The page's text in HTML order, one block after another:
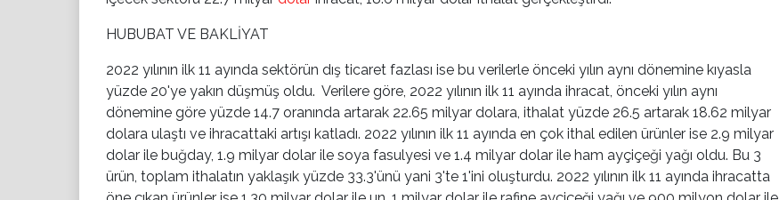
HUBUBAT VE BAKLİYAT
2022 yılının ilk 11 ayında sektörün dış ticaret fazlası ise bu verilerle önceki yılın aynı dönemine kıyasla
yüzde 20'ye yakın düşmüş oldu. Verilere göre, 2022 yılının ilk 11 ayında ihracat, önceki yılın aynı
dönemine göre yüzde 14.7 oranında artarak 22.65 milyar dolara, ithalat yüzde 26.5 artarak 18.62 milyar
dolara ulaştı ve ihracattaki artışı katladı. 2022 yılının ilk 11 ayında en çok ithal edilen ürünler ise 2.9 milyar
dolar ile buğday, 1.9 milyar dolar ile soya fasulyesi ve 1.4 milyar dolar ile ham ayçiçeği yağı oldu. Bu 3
ürün, toplam ithalatın yaklaşık yüzde 33.3'ünü yani 3'te 1'ini oluşturdu. 2022 yılının ilk 11 ayında ihracatta